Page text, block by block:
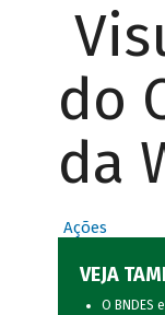
do
da
Ações
VEJA
O BNDES